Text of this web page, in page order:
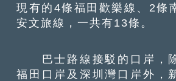
現有的4條福田歡樂線、2條
安文旅線，一共有13條。
巴士路線接駁的口岸，除
福田口岸及深圳灣口岸外，